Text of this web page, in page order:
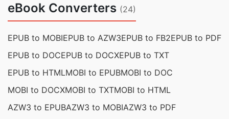
eBook Converters (24)
EPUB to MOBIEPUB to AZW3EPUB to FB2EPUB to PDF
EPUB to DOCEPUB to DOCXEPUB to TXT
EPUB to HTMLMOBI to EPUBMOBI to DOC
MOBI to DOCXMOBI to TXTMOBI to HTML
AZW3 to EPUBAZW3 to MOBIAZW3 to PDF